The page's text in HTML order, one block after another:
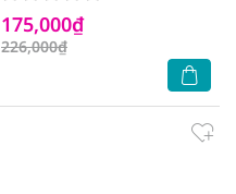
175,000₫
226,000₫